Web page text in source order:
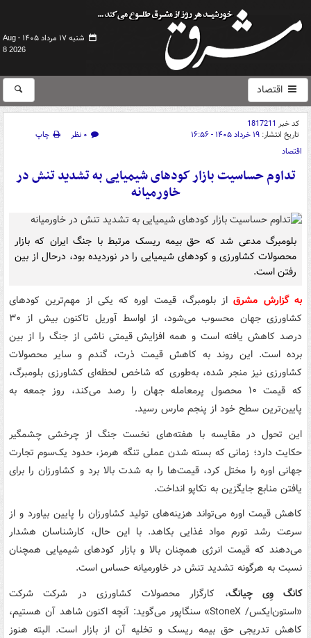
شنبه ۱۷ مرداد ۱۴۰۵ -
Aug
8 2026
اقتصاد
کد خبر 1817211
تاریخ انتشار: ۱۹ خرداد ۱۴۰۵ - ۱۶:۵۶ ۰ نظر
چاپ
اقتصاد
تداوم حساسیت بازار کودهای شیمیایی به تشدید تنش در
خاورمیانه
بلومبرگ مدعی شد که حق بیمه ریسک مرتبط با جنگ ایران که بازار
محصولات کشاورزی و کودهای شیمیایی را در نوردیده بود، درحال از بین
رفتن است.
به گزارش مشرقاز بلومبرگ، قیمت اوره که یکی از مهم‌ترین کودهای
کشاورزی جهان محسوب می‌شود، از اواسط آوریل تاکنون بیش از ۳۰
درصد کاهش یافته است و همه افزایش قیمتی ناشی از جنگ را از بین
برده است. این روند به کاهش قیمت ذرت، گندم و سایر محصولات
کشاورزی نیز منجر شده، به‌طوری که شاخص لحظه‌ای کشاورزی بلومبرگ،
که قیمت ۱۰ محصول پرمعامله جهان را رصد می‌کند، روز جمعه به
پایین‌ترین سطح خود از پنجم مارس رسید.
این تحول در مقایسه با هفته‌های نخست جنگ از چرخشی چشمگیر
حکایت دارد؛ زمانی که بسته شدن عملی تنگه هرمز، حدود یک‌سوم تجارت
جهانی اوره را مختل کرد، قیمت‌ها را به شدت بالا برد و کشاورزان را برای
یافتن منابع جایگزین به تکاپو انداخت.
کاهش قیمت اوره می‌تواند هزینه‌های تولید کشاورزان را پایین بیاورد و از
سرعت رشد تورم مواد غذایی بکاهد. با این حال،‌ کارشناسان هشدار
می‌دهند که قیمت انرژی همچنان بالا و بازار کودهای شیمیایی همچنان
نسبت به هرگونه تشدید تنش در خاورمیانه حساس است.
کانگ وِی چیانگ، کارگزار محصولات کشاورزی در شرکت شرکت
«استون‌ایکس/ StoneX» سنگاپور می‌گوید: آنچه اکنون شاهد آن هستیم،
کاهش تدریجی حق بیمه ریسک و تخلیه آن از بازار است. البته هنوز